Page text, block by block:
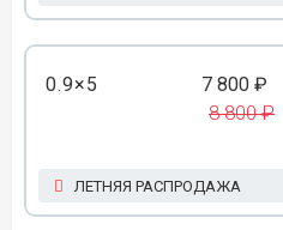
0.9×5 7 800 ₽
8 800 ₽
ЛЕТНЯЯ РАСПРОДАЖА